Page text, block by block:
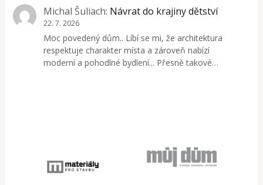
Michal Šuliach: Návrat do krajiny dětství
22. 7. 2026
Moc povedený dům.. Líbí se mi, že architektura
respektuje charakter místa a zároveň nabízí
moderní a pohodlné bydlení... Přesně takové…